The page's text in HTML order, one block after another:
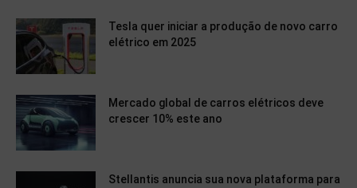
Tesla quer iniciar a produção de novo carro
elétrico em 2025
Mercado global de carros elétricos deve
crescer 10% este ano
Stellantis anuncia sua nova plataforma para